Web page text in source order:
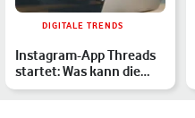
DIGITALE TRENDS
Instagram-App Threads
startet: Was kann die
Twitter-Alternative v…